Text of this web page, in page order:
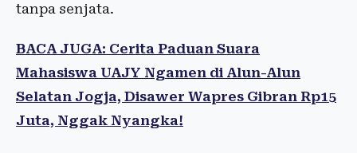
tanpa senjata.
BACA JUGA: Cerita Paduan Suara
Mahasiswa UAJY Ngamen di Alun-Alun
Selatan Jogja, Disawer Wapres Gibran Rp15
Juta, Nggak Nyangka!